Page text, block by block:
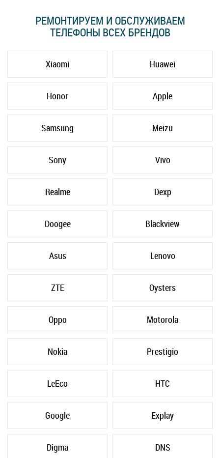
РЕМОНТИРУЕМ И ОБСЛУЖИВАЕМ
ТЕЛЕФОНЫ ВСЕХ БРЕНДОВ
Xiaomi Huawei
Honor Apple
Samsung Meizu
Sony Vivo
Realme Dexp
Doogee Blackview
Asus Lenovo
ZTE Oysters
Oppo Motorola
Nokia Prestigio
LeEco HTC
Google Explay
Digma DNS